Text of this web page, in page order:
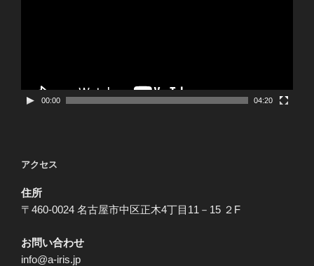
00:00 04:20
アクセス
住所
〒460-0024 名古屋市中区正木4丁目11－15 ２F
お問い合わせ
info@a-iris.jp